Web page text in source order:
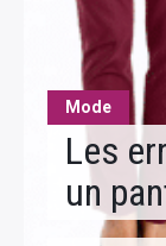
Mode
Les
un